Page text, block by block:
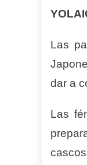
Las
dar a
Las